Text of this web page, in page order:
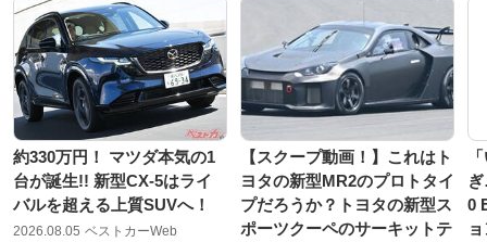
約330万円！ マツダ本気の1
台が誕生!! 新型CX-5はライ
バルを超える上質SUVへ！
2026.08.05 ベストカーWeb
【スクープ動画！】これはト
ヨタの新型MR2のプロトタイ
プだろうか？トヨタの新型ス
ポーツクーペのサーキットテ
0